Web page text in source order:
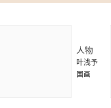
人物
叶浅予
国画